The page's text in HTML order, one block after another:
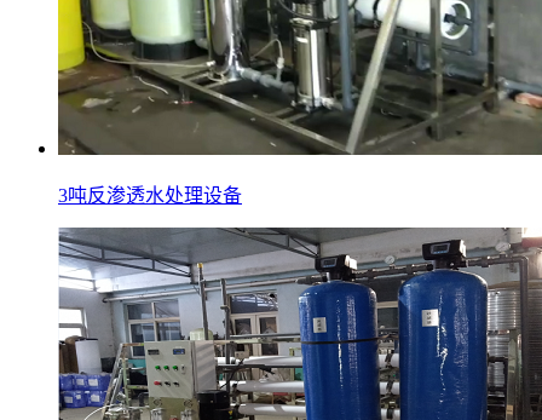
3吨反渗透水处理设备